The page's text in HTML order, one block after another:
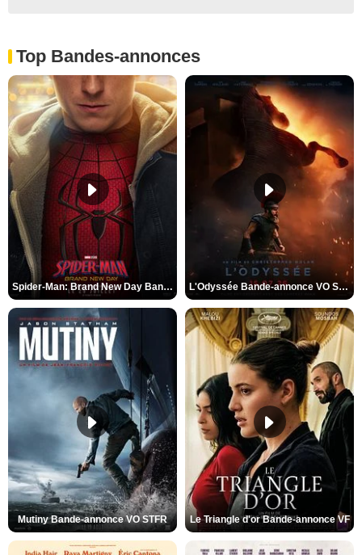
Top Bandes-annonces
Spider-Man: Brand New Day Bande-annonce VO STFR L'Odyssée Bande-annonce VO STFR
Mutiny Bande-annonce VO STFR Le Triangle d'or Bande-annonce VF